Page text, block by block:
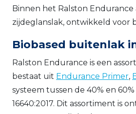
Binnen het Ralston
zijdeglanslak, ontwikkeld voor
Biobased buitenlak
Ralston Endurance is een
bestaat uit Endurance Primer,
systeem tussen de 40% en
16640:2017. Dit assortiment